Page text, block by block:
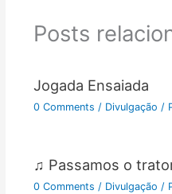
Posts
Jogada Ensaiada
0 Comments / Divulgação /
♫ Passamos o
0 Comments / Divulgação /